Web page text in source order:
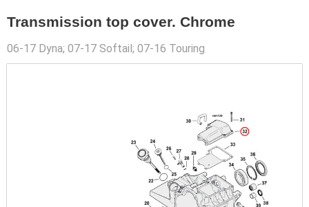
Transmission top cover. Chrome
06-17 Dyna; 07-17 Softail; 07-16 Touring